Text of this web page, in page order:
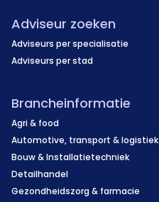
Adviseur zoeken
Adviseurs per specialisatie
Adviseurs per stad
Brancheinformatie
Agri & food
Automotive, transport & logistiek
Bouw & Installatietechniek
Detailhandel
Gezondheidszorg & farmacie